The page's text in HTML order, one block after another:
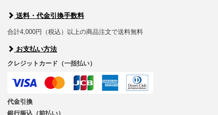
送料・代金引換手数料
合計4,000円（税込）以上の商品注文で送料無料
お支払い方法
クレジットカード（一括払い）
代金引換
銀行振込（前払い）